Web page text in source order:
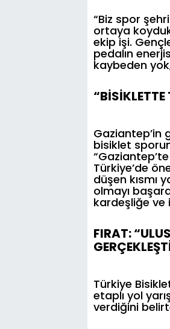
“Biz spor
ortaya
ekip işi.
pedalın
kaybeden
Gaziantep’in
bisiklet
Türkiye’de
düşen kısmı
olmayı
kardeşliğe ve
FIRAT:
Türkiye
etaplı yol
verdiğini